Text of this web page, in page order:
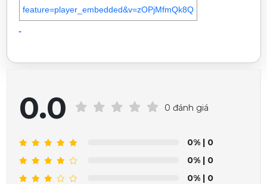
feature=player_embedded&v=zOPjMfmQk8Q
0.0 0 đánh giá
0% | 0
0% | 0
0% | 0